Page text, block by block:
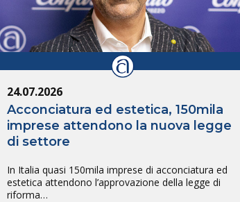
24.07.2026
Acconciatura ed estetica, 150mila
imprese attendono la nuova legge
di settore
In Italia quasi 150mila imprese di acconciatura ed
estetica attendono l’approvazione della legge di
riforma…